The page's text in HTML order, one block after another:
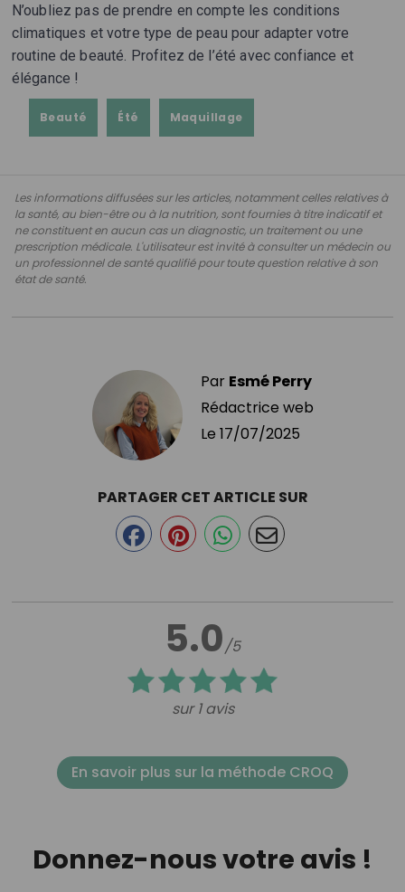
N’oubliez pas de prendre en compte les conditions
climatiques et votre type de peau pour adapter votre
routine de beauté. Profitez de l’été avec confiance et
élégance !
Beauté Été Maquillage
Les informations diffusées sur les articles, notamment celles relatives à
la santé, au bien-être ou à la nutrition, sont fournies à titre indicatif et
ne constituent en aucun cas un diagnostic, un traitement ou une
prescription médicale. L'utilisateur est invité à consulter un médecin ou
un professionnel de santé qualifié pour toute question relative à son
état de santé.
Par Esmé Perry
Rédactrice web
Le 17/07/2025
5.0/5
sur 1 avis
PARTAGER CET ARTICLE SUR
En savoir plus sur la méthode CROQ
Donnez-nous votre avis !